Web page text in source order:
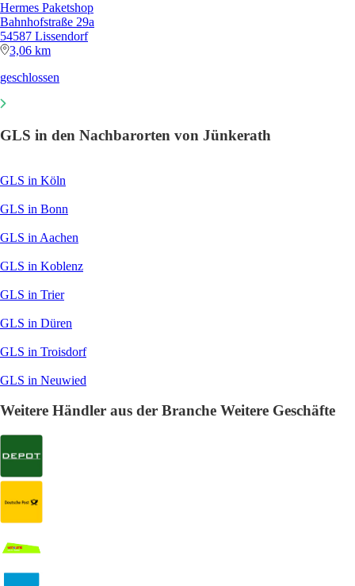
Hermes Paketshop
Bahnhofstraße 29a
54587 Lissendorf
3,06 km
geschlossen
GLS in den Nachbarorten von Jünkerath
GLS in Köln
GLS in Bonn
GLS in Aachen
GLS in Koblenz
GLS in Trier
GLS in Düren
GLS in Troisdorf
GLS in Neuwied
Weitere Händler aus der Branche Weitere Geschäfte